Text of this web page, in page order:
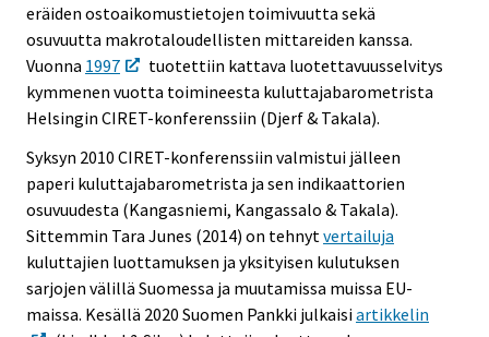
eräiden ostoaikomustietojen toimivuutta sekä
osuvuutta makrotaloudellisten mittareiden kanssa.
Vuonna 1997
tuotettiin kattava luotettavuusselvitys
kymmenen vuotta toimineesta kuluttajabarometrista
Helsingin CIRET-konferenssiin (Djerf & Takala).
Syksyn 2010 CIRET-konferenssiin valmistui jälleen
paperi kuluttajabarometrista ja sen indikaattorien
osuvuudesta (Kangasniemi, Kangassalo & Takala).
Sittemmin Tara Junes (2014) on tehnytvertailuja
kuluttajien luottamuksen ja yksityisen kulutuksen
sarjojen välillä Suomessa ja muutamissa muissa EU-
maissa. Kesällä 2020 Suomen Pankki julkaisiartikkelin